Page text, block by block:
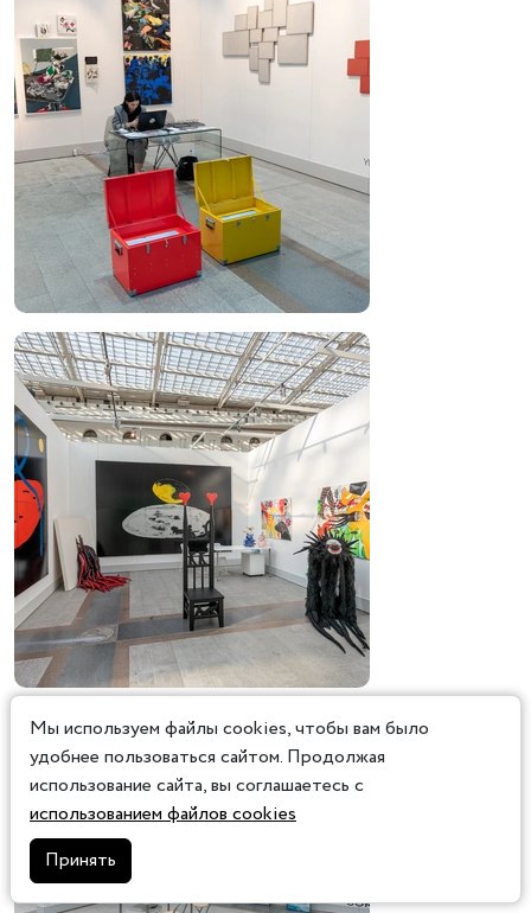
Мы используем файлы cookies, чтобы вам было
удобнее пользоваться сайтом. Продолжая
использование сайта, вы соглашаетесь с
использованием файлов cookies
Принять